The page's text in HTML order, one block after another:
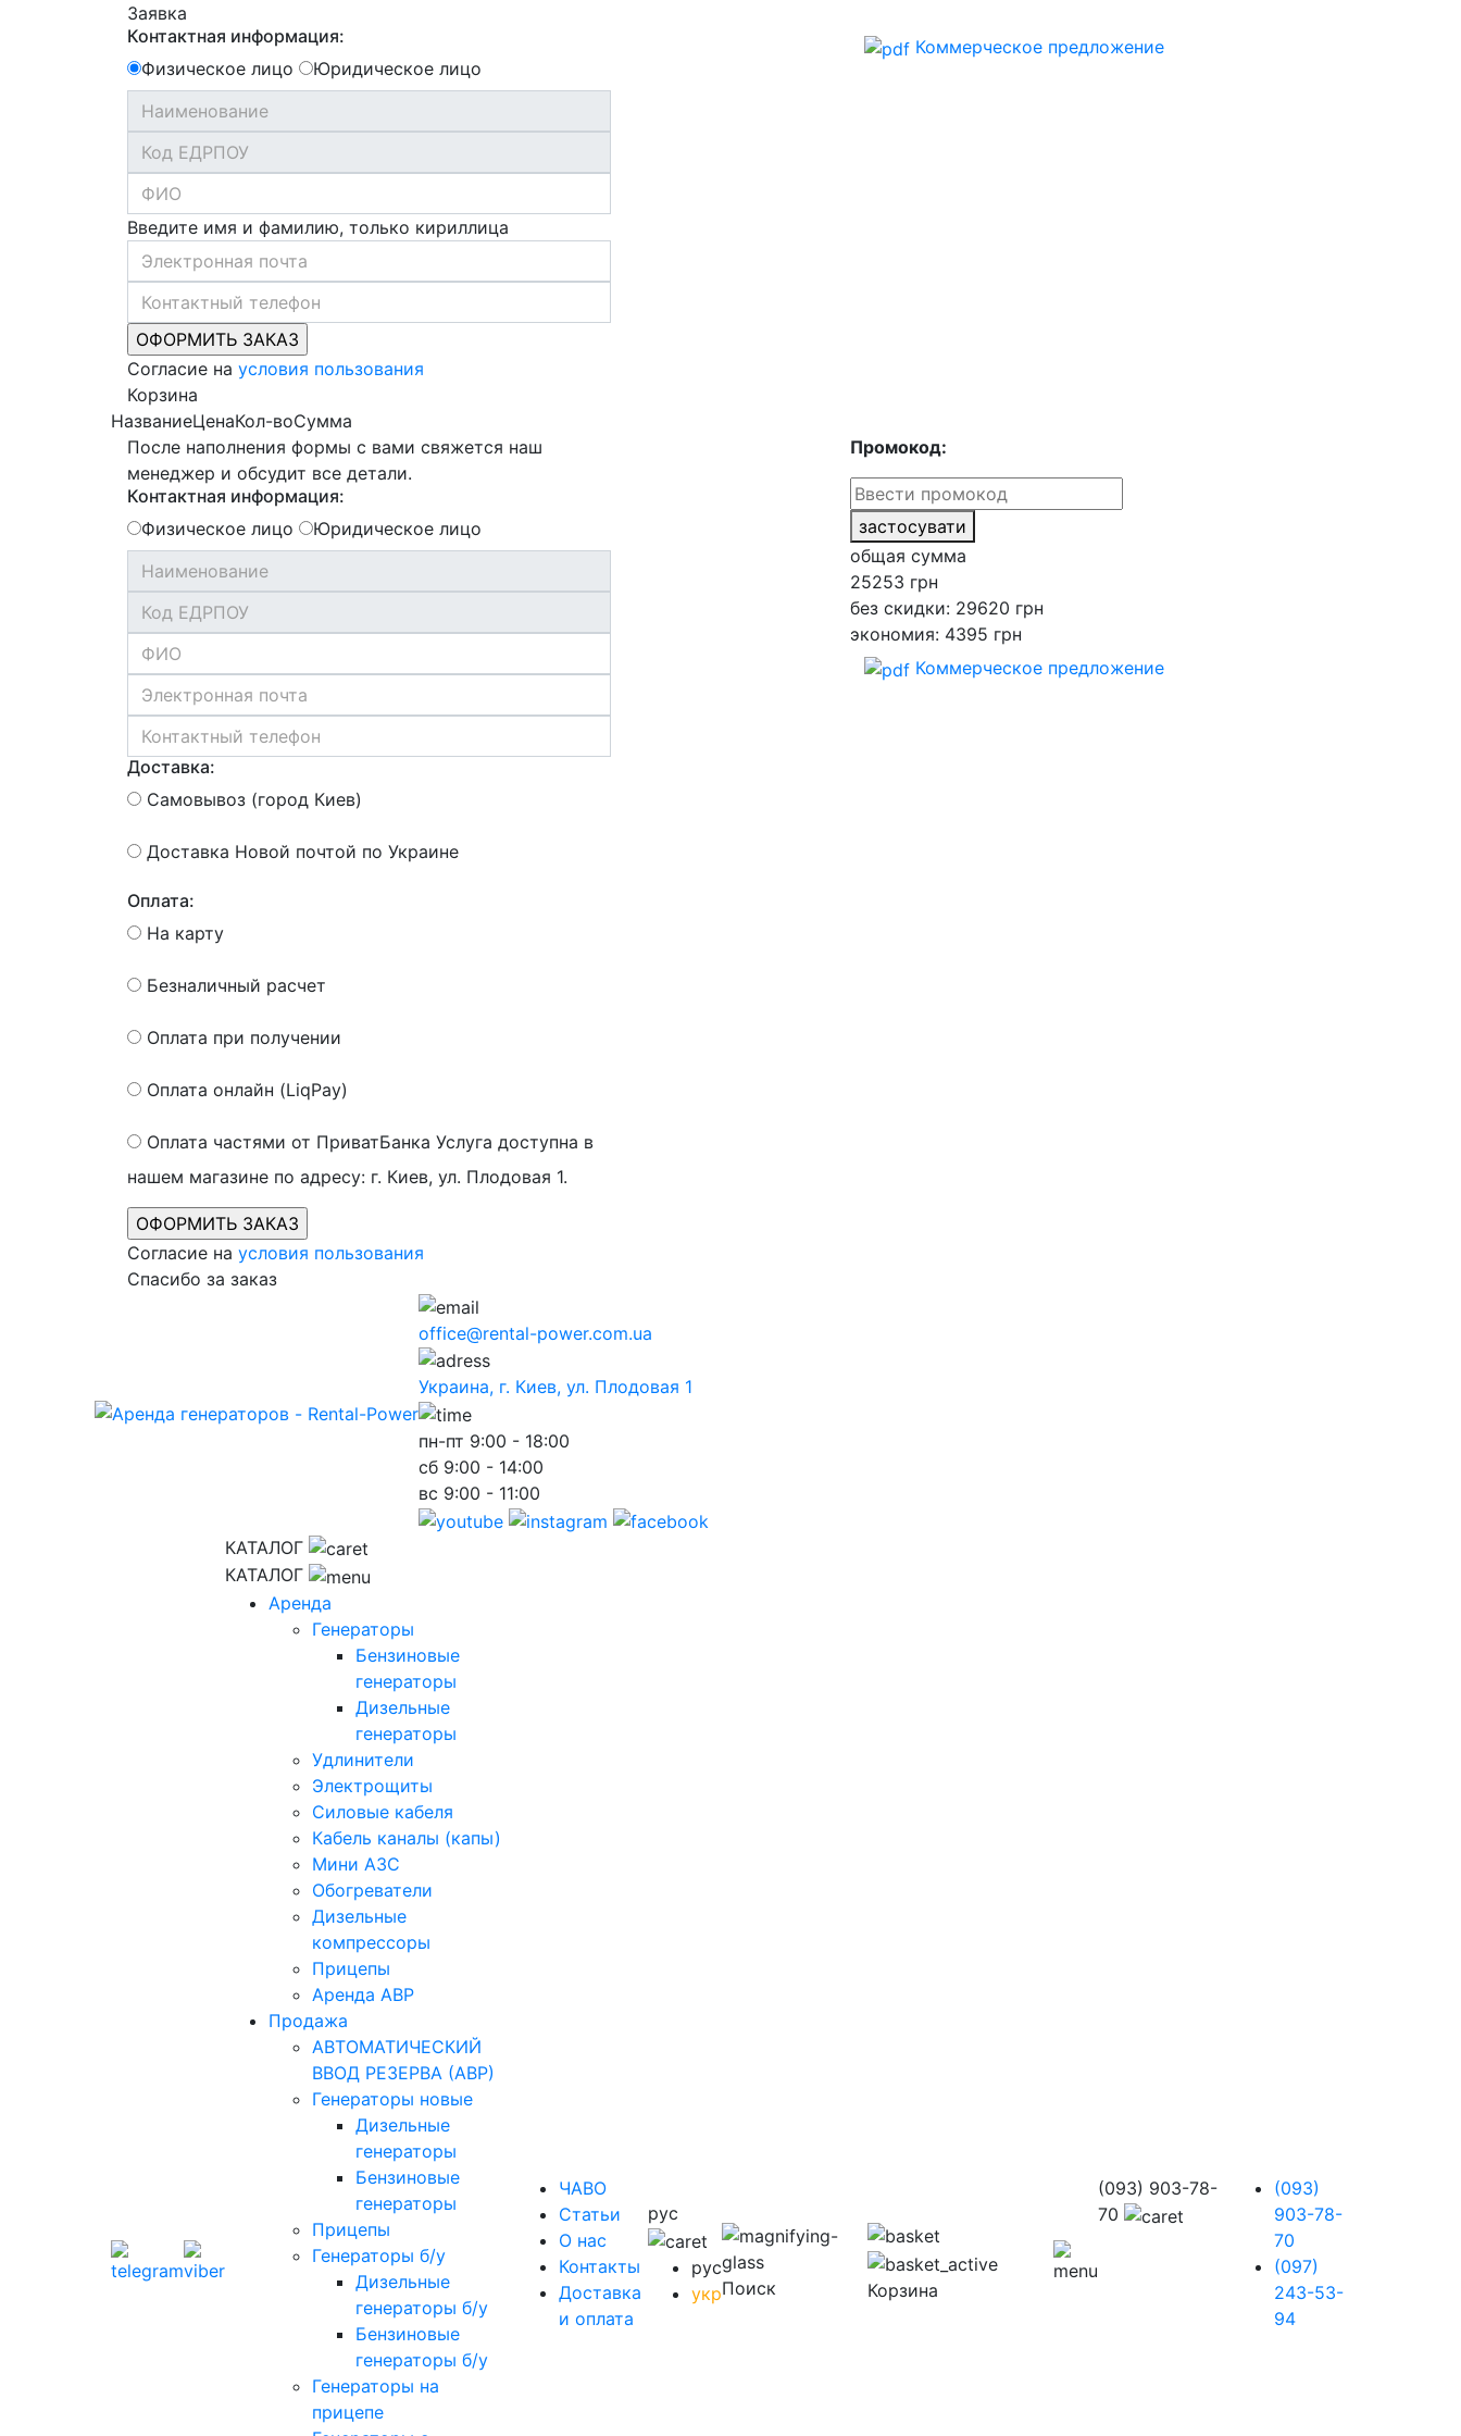
Заявка
Контактная информация:
Физическое лицо
Юридическое лицо
Введите имя и фамилию, только кириллица
Согласие на условия пользования
Коммерческое предложение
Корзина
НазваниеЦенаКол-воСумма
После наполнения формы с вами свяжется наш
менеджер и обсудит все детали.
Контактная информация:
Физическое лицо
Юридическое лицо
Доставка:
Самовывоз (город Киев)
Доставка Новой почтой по Украине
Оплата:
На карту
Безналичный расчет
Оплата при получении
Оплата онлайн (LiqPay)
Оплата частями от ПриватБанка Услуга доступна в
нашем магазине по адресу: г. Киев, ул. Плодовая 1.
Согласие на условия пользования
Промокод:
застосувати
общая сумма
25253 грн
без скидки: 29620 грн
экономия: 4395 грн
Коммерческое предложение
Спасибо за заказ
office@rental-power.com.ua
Украина, г. Киев, ул. Плодовая 1
пн-пт 9:00 - 18:00
сб 9:00 - 14:00
вс 9:00 - 11:00
КАТАЛОГ
КАТАЛОГ
Аренда
Генераторы
Бензиновые
генераторы
Дизельные
генераторы
Удлинители
Электрощиты
Силовые кабеля
Кабель каналы (капы)
Мини АЗС
Обогреватели
Дизельные
компрессоры
Прицепы
Аренда АВР
Продажа
АВТОМАТИЧЕСКИЙ
ВВОД РЕЗЕРВА (АВР)
Генераторы новые
Дизельные
генераторы
Бензиновые
генераторы
Прицепы
Генераторы б/у
Дизельные
генераторы б/у
Бензиновые
генераторы б/у
Генераторы на
прицепе
ЧАВО
Cтатьи
O нас
Контакты
Доставка
и оплата
рус
рус
укрПоиск Корзина
(093) 903-78-
70
(093)
903-78-
70
(097)
243-53-
94